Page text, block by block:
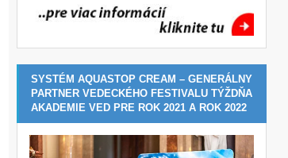
SYSTÉM AQUASTOP CREAM – GENERÁLNY
PARTNER VEDECKÉHO FESTIVALU TÝŽDŇA
AKADEMIE VED PRE ROK 2021 A ROK 2022